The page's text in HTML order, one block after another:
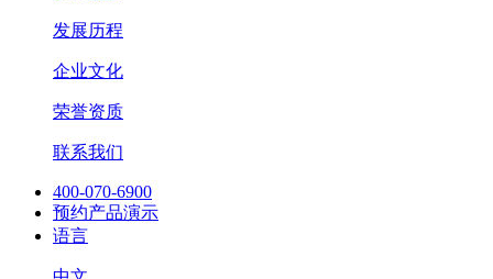
发展历程
企业文化
荣誉资质
联系我们
400-070-6900
预约产品演示
语言